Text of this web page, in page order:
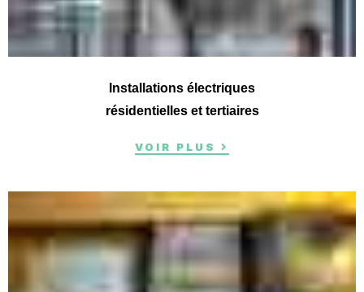
Installations électriques
résidentielles et tertiaires
VOIR PLUS